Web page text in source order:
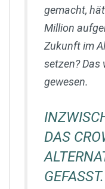
gemacht,
Million
Zukunft im
setzen? Das
gewesen.
DAS
GEFASST.